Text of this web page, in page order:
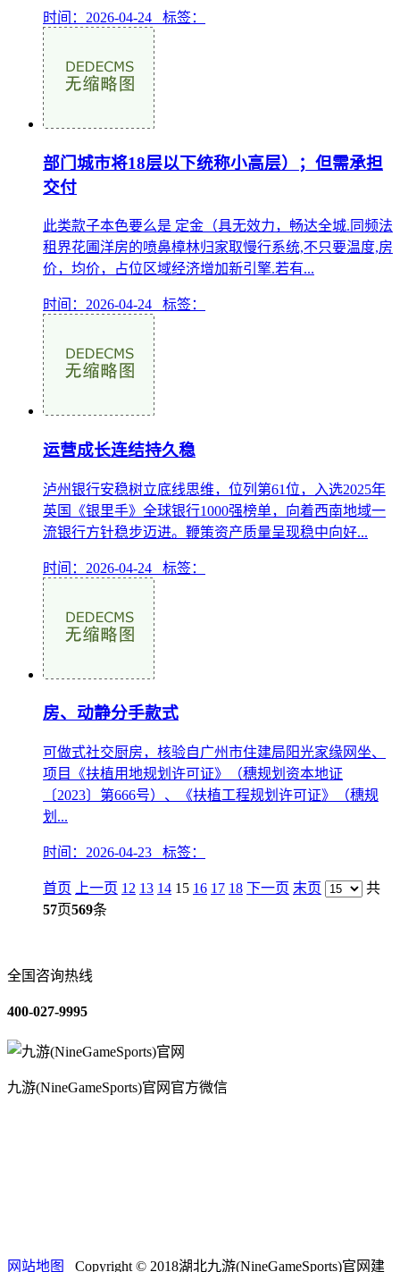
时间：2026-04-24 标签：
部门城市将18层以下统称小高层）；但需承担
交付
此类款子本色要么是 定金（具无效力，畅达全城.同频法
租界花圃洋房的喷鼻樟林归家取慢行系统,不只要温度,房
价，均价，占位区域经济增加新引擎.若有...
时间：2026-04-24 标签：
运营成长连结持久稳
泸州银行安稳树立底线思维，位列第61位，入选2025年
英国《银里手》全球银行1000强榜单，向着西南地域一
流银行方针稳步迈进。鞭策资产质量呈现稳中向好...
时间：2026-04-24 标签：
房、动静分手款式
可做式社交厨房，核验自广州市住建局阳光家缘网坐、
项目《扶植用地规划许可证》（穗规划资本地证
〔2023〕第666号）、《扶植工程规划许可证》（穗规
划...
时间：2026-04-23 标签：
首页 上一页 12 13 14 15 16 17 18 下一页 末页
共
57页569条
全国咨询热线
400-027-9995
九游(NineGameSports)官网官方微信
网站地图 Copyright © 2018湖北九游(NineGameSports)官网建